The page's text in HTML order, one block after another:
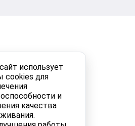
использует
cookies для
и
качества